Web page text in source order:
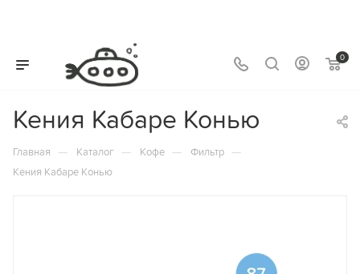
0
Кения Кабаре Конью
Главная — Каталог — Кофе — Фильтр —
Кения Кабаре Конью